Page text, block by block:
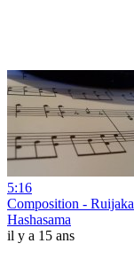
5:16
Composition - Ruijaka
Hashasama
il y a 15 ans